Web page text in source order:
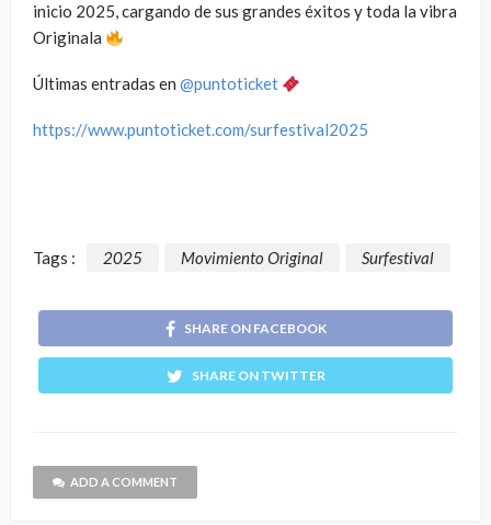
inicio 2025, cargando de sus grandes éxitos y toda la vibra
Originala
Últimas entradas en @puntoticket
https://www.puntoticket.com/surfestival2025
Tags : 2025 Movimiento Original Surfestival
SHARE ON FACEBOOK
SHARE ON TWITTER
ADD A COMMENT